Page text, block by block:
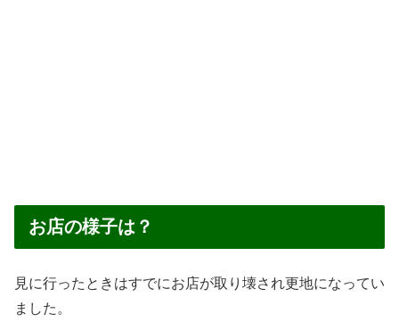
お店の様子は？
見に行ったときはすでにお店が取り壊され更地になってい
ました。